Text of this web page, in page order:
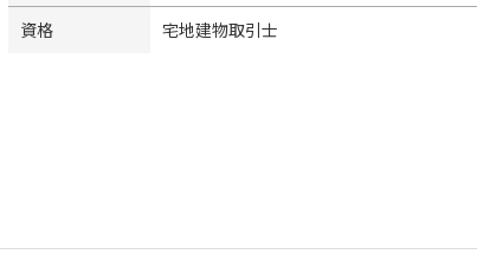
資格
宅地建物取引士